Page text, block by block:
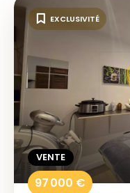
VENTE
97 000 €
EXCLUSIVITÉ